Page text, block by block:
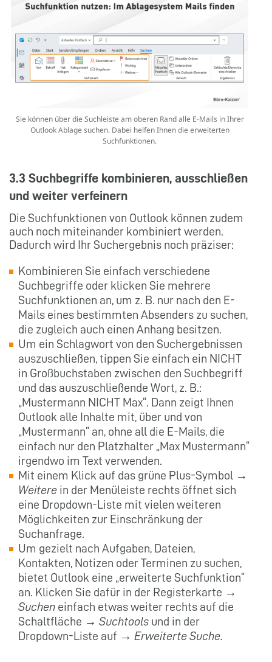
Sie können über die Suchleiste am oberen Rand alle E-Mails in Ihrer
Outlook Ablage suchen. Dabei helfen Ihnen die erweiterten
Suchfunktionen.
3.3 Suchbegriffe kombinieren, ausschließen
und weiter verfeinern
Die Suchfunktionen von Outlook können zudem
auch noch miteinander kombiniert werden.
Dadurch wird Ihr Suchergebnis noch präziser:
Kombinieren Sie einfach verschiedene
Suchbegriffe oder klicken Sie mehrere
Suchfunktionen an, um z. B. nur nach den E-
Mails eines bestimmten Absenders zu suchen,
die zugleich auch einen Anhang besitzen.
Um ein Schlagwort von den Suchergebnissen
auszuschließen, tippen Sie einfach ein NICHT
in Großbuchstaben zwischen den Suchbegriff
und das auszuschließende Wort, z. B.:
„Mustermann NICHT Max“. Dann zeigt Ihnen
Outlook alle Inhalte mit, über und von
„Mustermann“ an, ohne all die E-Mails, die
einfach nur den Platzhalter „Max Mustermann“
irgendwo im Text verwenden.
Mit einem Klick auf das grüne Plus-Symbol →
Weitere in der Menüleiste rechts öffnet sich
eine Dropdown-Liste mit vielen weiteren
Möglichkeiten zur Einschränkung der
Suchanfrage.
Um gezielt nach Aufgaben, Dateien,
Kontakten, Notizen oder Terminen zu suchen,
bietet Outlook eine „erweiterte Suchfunktion“
an. Klicken Sie dafür in der Registerkarte →
Suchen einfach etwas weiter rechts auf die
Schaltfläche → Suchtools und in der
Dropdown-Liste auf → Erweiterte Suche.